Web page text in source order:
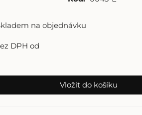
na objednávku
DPH od